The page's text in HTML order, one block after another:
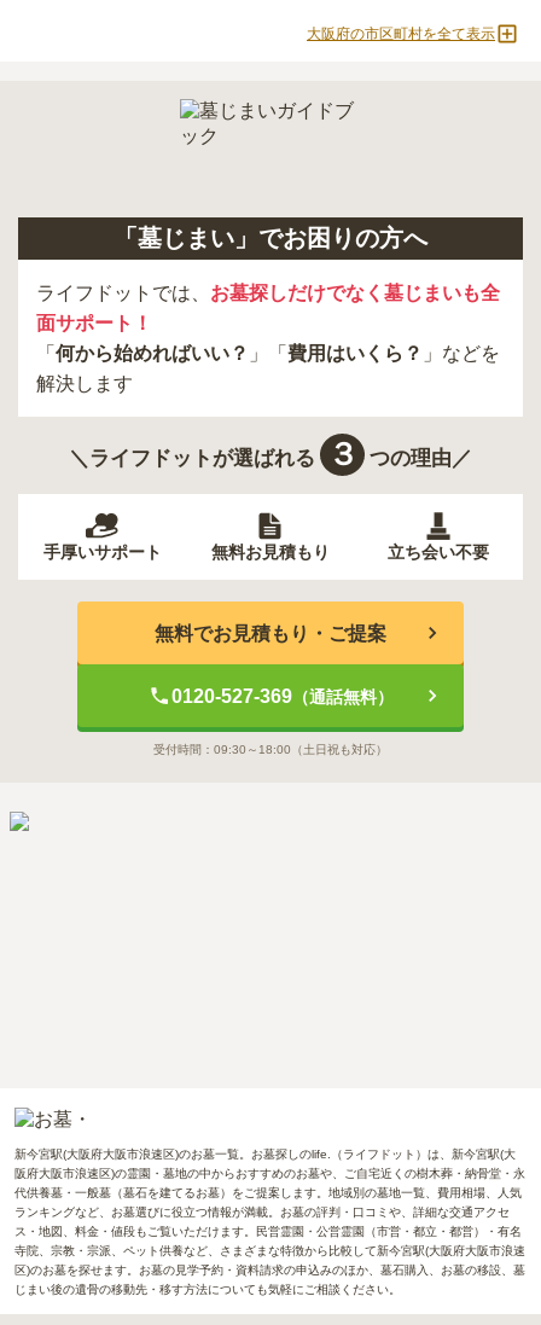
大阪府の市区町村を全て表示
「墓じまい」でお困りの方へ
ライフドットでは、 お墓探しだけでなく墓じまいも全
面サポート！
「 何から始めればいい？ 」「 費用はいくら？ 」などを
解決します
＼ライフドットが選ばれる ３ つの理由／
手厚いサポート 無料お見積もり 立ち会い不要
無料でお見積もり・ご提案
0120-527-369（通話無料）
受付時間： 09:30～18:00 （土日祝も対応）
新今宮駅(大阪府大阪市浪速区)のお墓一覧。お墓探しのlife.（ライフドット）は、新今宮駅(大
阪府大阪市浪速区)の霊園・墓地の中からおすすめのお墓や、ご自宅近くの樹木葬・納骨堂・永
代供養墓・一般墓（墓石を建てるお墓）をご提案します。地域別の墓地一覧、費用相場、人気
ランキングなど、お墓選びに役立つ情報が満載。お墓の評判・口コミや、詳細な交通アクセ
ス・地図、料金・値段もご覧いただけます。民営霊園・公営霊園（市営・都立・都営）・有名
寺院、宗教・宗派、ペット供養など、さまざまな特徴から比較して新今宮駅(大阪府大阪市浪速
区)のお墓を探せます。お墓の見学予約・資料請求の申込みのほか、墓石購入、お墓の移設、墓
じまい後の遺骨の移動先・移す方法についても気軽にご相談ください。